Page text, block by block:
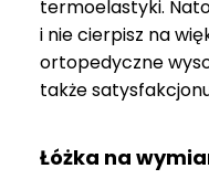
termoelastyki.
i nie cierpisz na
ortopedyczne
także
Łóżka na